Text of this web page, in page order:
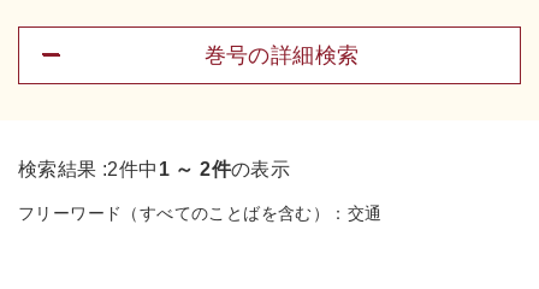
巻号の詳細検索
検索結果 :2件中 1 ～ 2件の表示
フリーワード（すべてのことばを含む）： 交通